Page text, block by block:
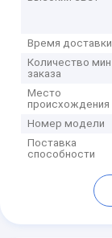
Время доставки
Количество мин
заказа
Место
происхождения
Номер модели
Поставка
способности